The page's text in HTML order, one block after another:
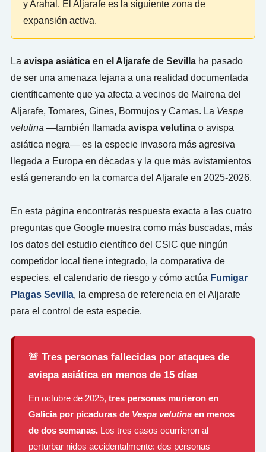
y Arahal. El Aljarafe es la siguiente zona de
expansión activa.
La avispa asiática en el Aljarafe de Sevillaha pasado
de ser una amenaza lejana a una realidad documentada
científicamente que ya afecta a vecinos de Mairena del
Aljarafe, Tomares, Gines, Bormujos y Camas. La Vespa
velutina —también llamada avispa velutinao avispa
asiática negra— es la especie invasora más agresiva
llegada a Europa en décadas y la que más avistamientos
está generando en la comarca del Aljarafe en 2025-2026.
En esta página encontrarás respuesta exacta a las cuatro
preguntas que Google muestra como más buscadas, más
los datos del estudio científico del CSIC que ningún
competidor local tiene integrado, la comparativa de
especies, el calendario de riesgo y cómo actúa Fumigar
Plagas Sevilla, la empresa de referencia en el Aljarafe
para el control de esta especie.
🚨 Tres personas fallecidas por ataques de
avispa asiática en menos de 15 días
En octubre de 2025, tres personas murieron en
Galicia por picaduras de Vespa velutinaen menos
de dos semanas.Los tres casos ocurrieron al
perturbar nidos accidentalmente: dos personas